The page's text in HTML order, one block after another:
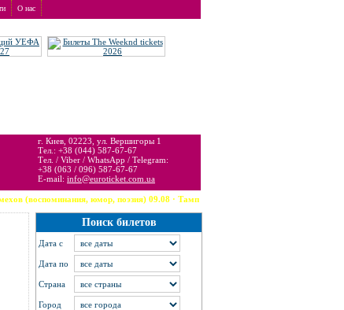
О нас
г. Киев, 02223, ул. Вершигоры 1
Тел.: +38 (044) 587-67-67
Тел. / Viber / WhatsApp / Telegram:
+38 (063 / 096) 587-67-67
E-mail: info@euroticket.com.ua
юмор, поэзия) 09.08 · Тампа (США) --- Robbie Williams 09.08 ·
Поиск билетов
Дата c
Дата по
Страна
Город